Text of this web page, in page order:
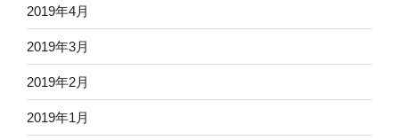
2019年4月
2019年3月
2019年2月
2019年1月